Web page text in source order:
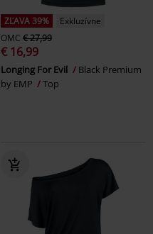
ZĽAVA 39%
Exkluzívne
OMC € 27,99
€ 16,99
Longing For Evil
Black Premium
by EMP
Top